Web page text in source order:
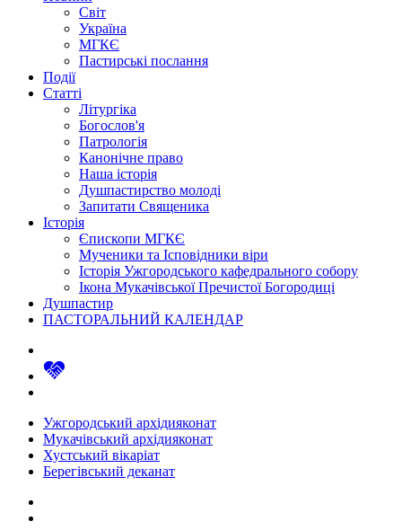
Світ
Україна
МГКЄ
Пастирські послання
Події
Статті
Літургіка
Богослов'я
Патрологія
Канонічне право
Наша історія
Душпастирство молоді
Запитати Священика
Історія
Єпископи МГКЄ
Мученики та Ісповідники віри
Історія Ужгородського кафедрального собору
Ікона Мукачівської Пречистої Богородиці
Душпастир
ПАСТОРАЛЬНИЙ КАЛЕНДАР
Ужгородський архідияконат
Мукачівський архідияконат
Хустський вікаріат
Берегівський деканат